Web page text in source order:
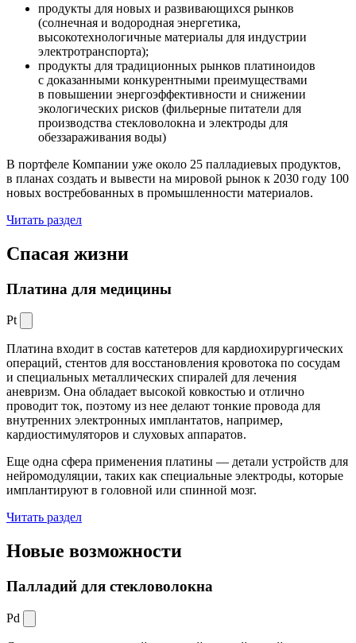
продукты для новых и развивающихся рынков
(солнечная и водородная энергетика,
высокотехнологичные материалы для индустрии
электротранспорта);
продукты для традиционных рынков платиноидов
с доказанными конкурентными преимуществами
в повышении энергоэффективности и снижении
экологических рисков (фильерные питатели для
производства стекловолокна и электроды для
обеззараживания воды)
В портфеле Компании уже около 25 палладиевых продуктов,
в планах создать и вывести на мировой рынок к 2030 году 100
новых востребованных в промышленности материалов.
Читать раздел
Спасая жизни
Платина для медицины
Pt
Платина входит в состав катетеров для кардиохирургических
операций, стентов для восстановления кровотока по сосудам
и специальных металлических спиралей для лечения
аневризм. Она обладает высокой ковкостью и отлично
проводит ток, поэтому из нее делают тонкие провода для
внутренних электронных имплантатов, например,
кардиостимуляторов и слуховых аппаратов.
Еще одна сфера применения платины — детали устройств для
нейромодуляции, таких как специальные электроды, которые
имплантируют в головной или спинной мозг.
Читать раздел
Новые возможности
Палладий для стекловолокна
Pd